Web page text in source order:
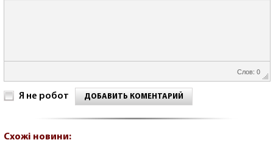
Слов: 0
Я не робот ДОБАВИТЬ КОМЕНТАРИЙ
Схожі новини: